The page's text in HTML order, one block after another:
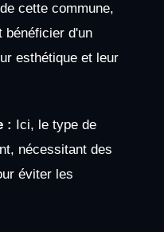
cette commune,
bénéficier d'un
esthétique et leur
: Ici, le type de
nécessitant des
éviter les